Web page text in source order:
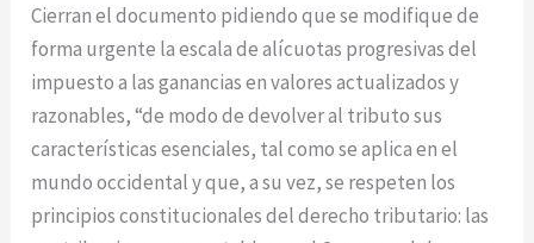
Cierran el documento pidiendo que se modifique de
forma urgente la escala de alícuotas progresivas del
impuesto a las ganancias en valores actualizados y
razonables, “de modo de devolver al tributo sus
características esenciales, tal como se aplica en el
mundo occidental y que, a su vez, se respeten los
principios constitucionales del derecho tributario: las